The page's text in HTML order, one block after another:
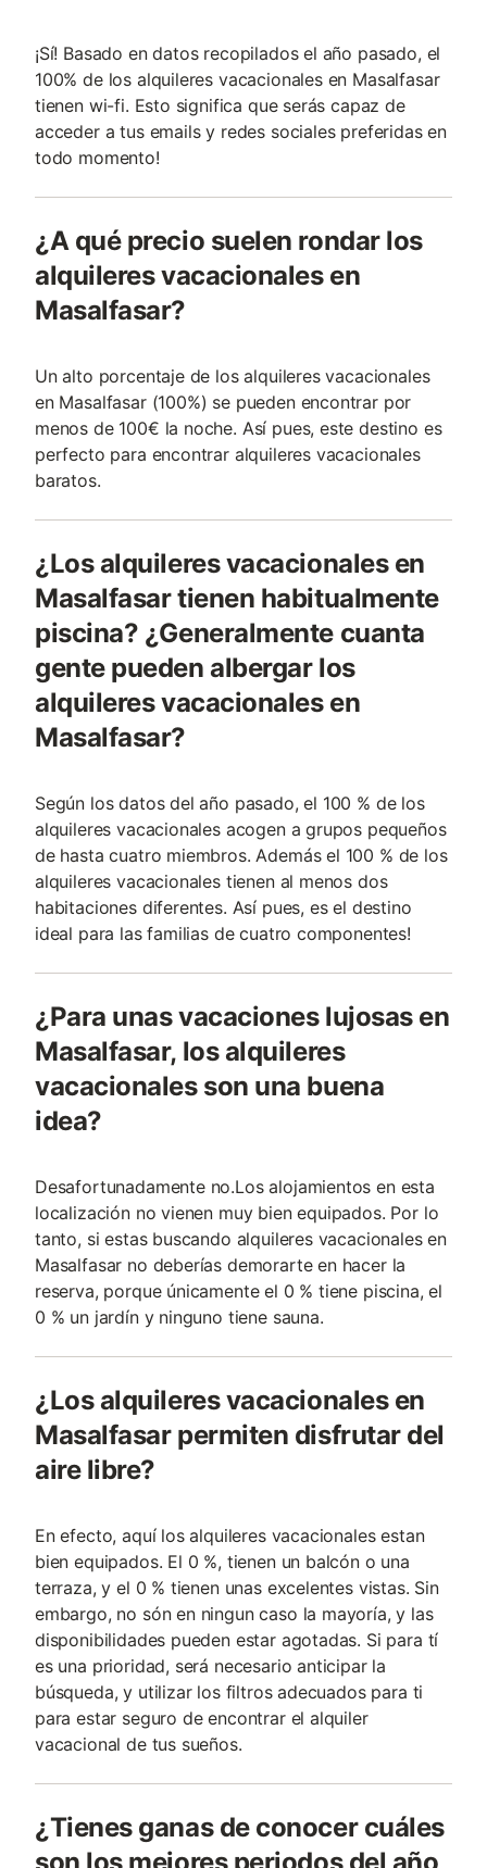
¡Sí! Basado en datos recopilados el año pasado, el
100% de los alquileres vacacionales en Masalfasar
tienen wi-fi. Esto significa que serás capaz de
acceder a tus emails y redes sociales preferidas en
todo momento!
¿A qué precio suelen rondar los
alquileres vacacionales en
Masalfasar?
Un alto porcentaje de los alquileres vacacionales
en Masalfasar (100%) se pueden encontrar por
menos de 100€ la noche. Así pues, este destino es
perfecto para encontrar alquileres vacacionales
baratos.
¿Los alquileres vacacionales en
Masalfasar tienen habitualmente
piscina? ¿Generalmente cuanta
gente pueden albergar los
alquileres vacacionales en
Masalfasar?
Según los datos del año pasado, el 100 % de los
alquileres vacacionales acogen a grupos pequeños
de hasta cuatro miembros. Además el 100 % de los
alquileres vacacionales tienen al menos dos
habitaciones diferentes. Así pues, es el destino
ideal para las familias de cuatro componentes!
¿Para unas vacaciones lujosas en
Masalfasar, los alquileres
vacacionales son una buena
idea?
Desafortunadamente no.Los alojamientos en esta
localización no vienen muy bien equipados. Por lo
tanto, si estas buscando alquileres vacacionales en
Masalfasar no deberías demorarte en hacer la
reserva, porque únicamente el 0 % tiene piscina, el
0 % un jardín y ninguno tiene sauna.
¿Los alquileres vacacionales en
Masalfasar permiten disfrutar del
aire libre?
En efecto, aquí los alquileres vacacionales estan
bien equipados. El 0 %, tienen un balcón o una
terraza, y el 0 % tienen unas excelentes vistas. Sin
embargo, no són en ningun caso la mayoría, y las
disponibilidades pueden estar agotadas. Si para tí
es una prioridad, será necesario anticipar la
búsqueda, y utilizar los filtros adecuados para ti
para estar seguro de encontrar el alquiler
vacacional de tus sueños.
¿Tienes ganas de conocer cuáles